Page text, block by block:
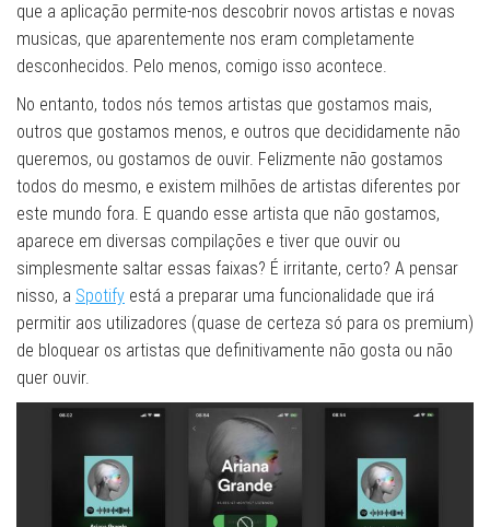
que a aplicação permite-nos descobrir novos artistas e novas
musicas, que aparentemente nos eram completamente
desconhecidos. Pelo menos, comigo isso acontece.
No entanto, todos nós temos artistas que gostamos mais,
outros que gostamos menos, e outros que decididamente não
queremos, ou gostamos de ouvir. Felizmente não gostamos
todos do mesmo, e existem milhões de artistas diferentes por
este mundo fora. E quando esse artista que não gostamos,
aparece em diversas compilações e tiver que ouvir ou
simplesmente saltar essas faixas? É irritante, certo? A pensar
nisso, a Spotify está a preparar uma funcionalidade que irá
permitir aos utilizadores (quase de certeza só para os premium)
de bloquear os artistas que definitivamente não gosta ou não
quer ouvir.